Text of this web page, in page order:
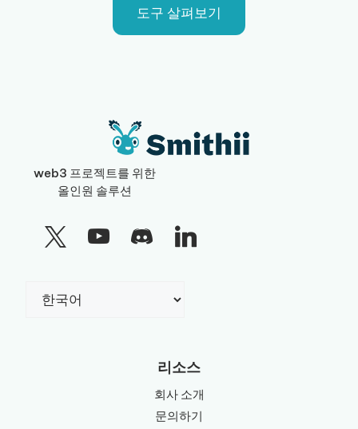
도구 살펴보기
web3 프로젝트를 위한
올인원 솔루션
Choose
리소스
회사 소개
문의하기